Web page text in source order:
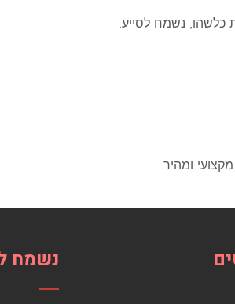
כלשהו, נשמח לסייע.
ומהיר.
נשמח